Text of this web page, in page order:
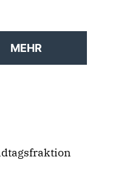
MEHR